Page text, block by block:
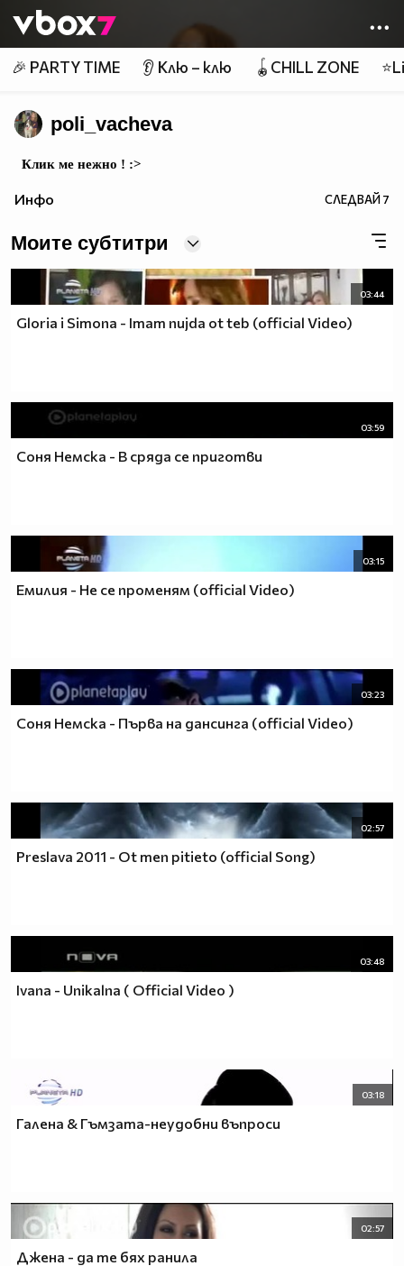
👾
🎉 PARTY TIME 👂 Клю – клю 🪀CHILL ZONE
poli_vacheva
Клик ме нежно ! :>
Инфо СЛЕДВАЙ7
Моите субтитри
03:44
Gloria i Simona - Imam nujda ot teb (official Video)
03:59
Соня Немска - В сряда се приготви
03:15
Емилия - Не се променям (official Video)
03:23
Соня Немска - Първа на дансинга (official Video)
02:57
Preslava 2011 - Ot men pitieto (official Song)
03:48
Ivana - Unikalna ( Official Video )
03:18
Галена & Гъмзата-неудобни въпроси
02:57
Джена - да те бях ранила